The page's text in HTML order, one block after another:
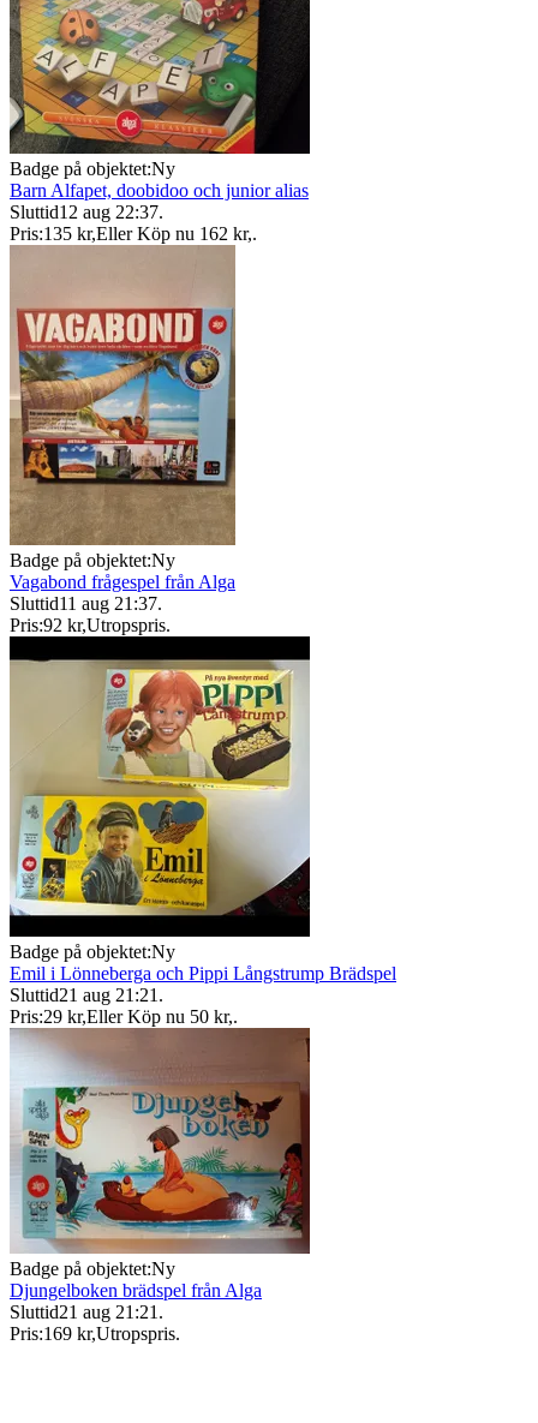
Badge på objektet:Ny
Barn Alfapet, doobidoo och junior alias
Sluttid12 aug 22:37.
Pris:135 kr,Eller Köp nu 162 kr,.
Badge på objektet:Ny
Vagabond frågespel från Alga
Sluttid11 aug 21:37.
Pris:92 kr,Utropspris.
Badge på objektet:Ny
Emil i Lönneberga och Pippi Långstrump Brädspel
Sluttid21 aug 21:21 .
Pris:29 kr,Eller Köp nu 50 kr,.
Badge på objektet:Ny
Djungelboken brädspel från Alga
Sluttid21 aug 21:21 .
Pris:169 kr,Utropspris.